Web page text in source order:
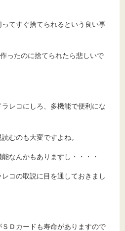
てすぐ捨てられるという良い事
ったのに捨てられたら悲しいで
レコにしろ、多機能で便利にな
むのも大変ですよね。
なんかもありますし・・・・
コの取説に目を通しておきまし
Ｄカードも寿命がありますので